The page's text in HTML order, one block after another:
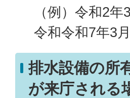
（例）令和2
令和令和7年3
排水設備の所
が来庁される